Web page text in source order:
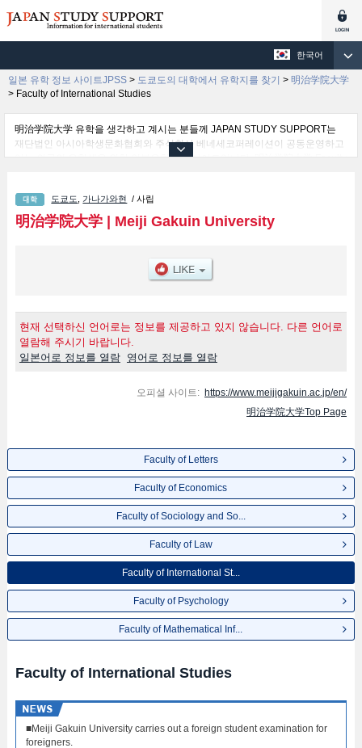
한국어
일본 유학 정보 사이트JPSS > 도쿄도의 대학에서 유학지를 찾기 > 明治学院大学
> Faculty of International Studies
明治学院大学 유학을 생각하고 계시는 분들께 JAPAN STUDY SUPPORT는
재단법인 아시아학생문화협회와 주식회사 베네세코퍼레이션이 공동운영하고
있는 외국인 유학생을 위한 일본유학정보 사이트입니다. 明治学院大学 Faculty
부및Faculty of Psychology 학부및Faculty of Mathematical Informatics 학부
등 학부 별 상세 정보도 게재하고 있기 때문에, 明治学院大学 관한 유학정보를
찾고 계시는 분들은 꼭 이용해 보시기 바랍니다. 이 외에도 외국인 유학생을 모
도쿄도 가나가와현 / 사립
明治学院大学| Meiji Gakuin University
현재 선택하신 언어로는 정보를 제공하고 있지 않습니다. 다른 언어로
열람해 주시기 바랍니다.
일본어로 정보를 열람
영어로 정보를 열람
오피셜 사이트: https://www.meijigakuin.ac.jp/en/
明治学院大学Top Page
Faculty of Letters
Faculty of Economics
Faculty of Sociology and So...
Faculty of Law
Faculty of International St...
Faculty of Psychology
Faculty of Mathematical Inf...
Faculty of International Studies
■Meiji Gakuin University carries out a foreign student examination for
foreigners.